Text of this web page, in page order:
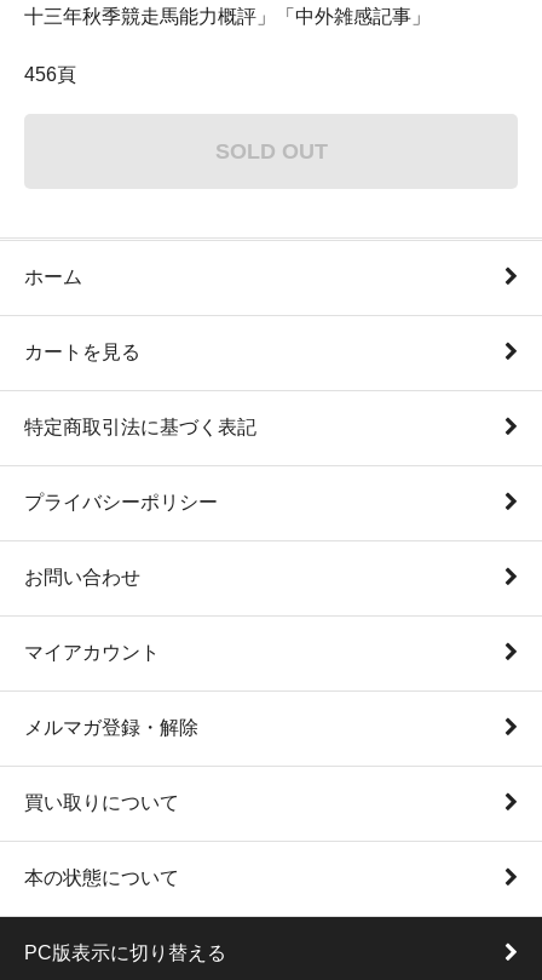
十三年秋季競走馬能力概評」「中外雑感記事」
456頁
SOLD OUT
ホーム
カートを見る
特定商取引法に基づく表記
プライバシーポリシー
お問い合わせ
マイアカウント
メルマガ登録・解除
買い取りについて
本の状態について
PC版表示に切り替える